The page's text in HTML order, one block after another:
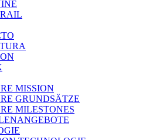
MISSION
GRUNDSÄTZE
MILESTONES